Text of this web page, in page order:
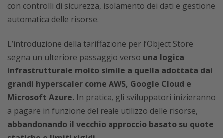
con controlli di sicurezza, isolamento dei dati e gestione
automatica delle risorse.
L’introduzione della tariffazione per l’Object Store
segna un ulteriore passaggio verso una logica
infrastrutturale molto simile a quella adottata dai
grandi hyperscaler come AWS, Google Cloud e
Microsoft Azure. In pratica, gli sviluppatori inizieranno
a pagare in funzione del reale utilizzo delle risorse,
abbandonando il vecchio approccio basato su quote